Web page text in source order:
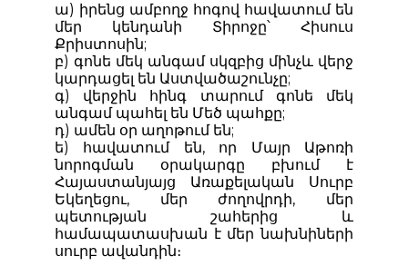
ա) իրենց ամբողջ հոգով հավատում են
մեր կենդանի Տիրոջը՝ Հիսուս
Քրիստոսին;
բ) գոնե մեկ անգամ սկզբից մինչև վերջ
կարդացել են Աստվածաշունչը;
գ) վերջին հինգ տարում գոնե մեկ
անգամ պահել են Մեծ պահքը;
դ) ամեն օր աղոթում են;
ե) հավատում են, որ Մայր Աթոռի
նորոգման օրակարգը բխում է
Հայաստանյայց Առաքելական Սուրբ
Եկեղեցու, մեր ժողովրդի, մեր
պետության շահերից և
համապատասխան է մեր նախնիների
սուրբ ավանդին։